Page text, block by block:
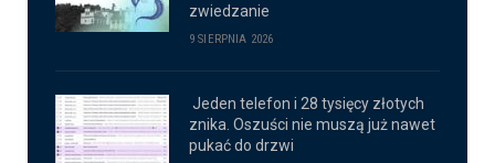
zwiedzanie
9 SIERPNIA 2026
Jeden telefon i 28 tysięcy złotych
znika. Oszuści nie muszą już nawet
pukać do drzwi